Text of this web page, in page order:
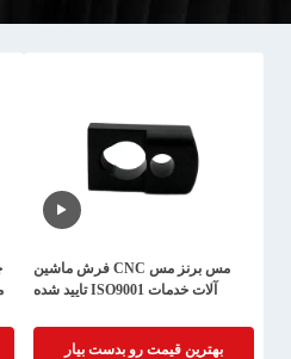
مس برنز مس CNC فرش ماشین
آلات خدمات ISO9001 تایید شده
بهترین قیمت رو بدست بیار